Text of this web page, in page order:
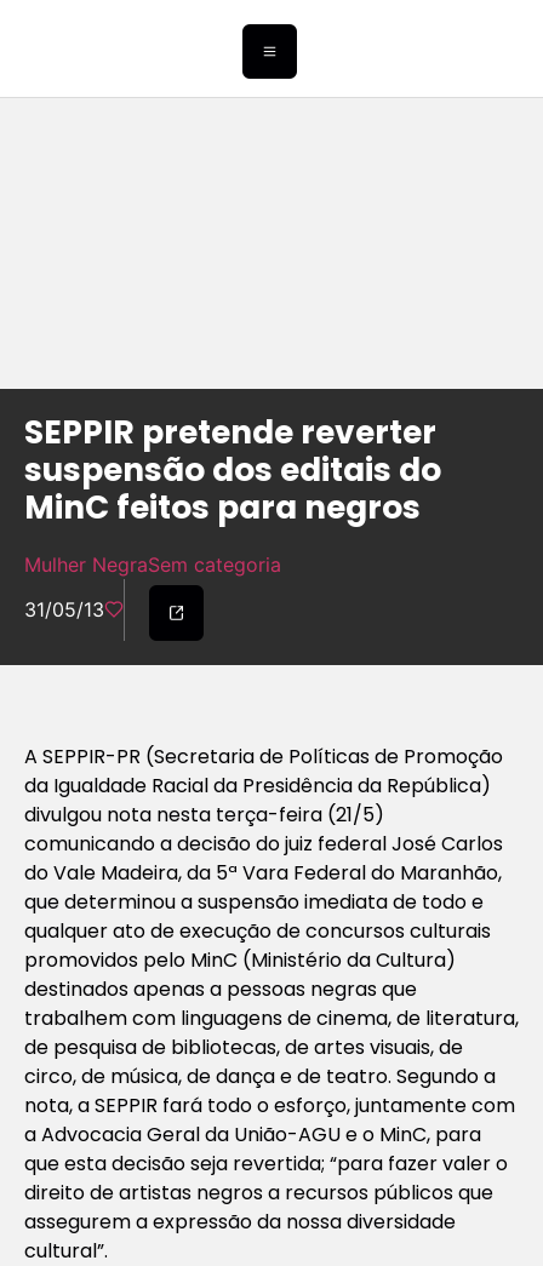
SEPPIR pretende reverter
suspensão dos editais do
MinC feitos para negros
Mulher NegraSem categoria
31/05/13
A SEPPIR-PR (Secretaria de Políticas de Promoção
da Igualdade Racial da Presidência da República)
divulgou nota nesta terça-feira (21/5)
comunicando a decisão do juiz federal José Carlos
do Vale Madeira, da 5ª Vara Federal do Maranhão,
que determinou a suspensão imediata de todo e
qualquer ato de execução de concursos culturais
promovidos pelo MinC (Ministério da Cultura)
destinados apenas a pessoas negras que
trabalhem com linguagens de cinema, de literatura,
de pesquisa de bibliotecas, de artes visuais, de
circo, de música, de dança e de teatro. Segundo a
nota, a SEPPIR fará todo o esforço, juntamente com
a Advocacia Geral da União-AGU e o MinC, para
que esta decisão seja revertida; “para fazer valer o
direito de artistas negros a recursos públicos que
assegurem a expressão da nossa diversidade
cultural”.